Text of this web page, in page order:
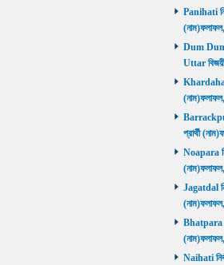
Panihati
Dum Dum
Uttar
Khardaha
Barrackpur
প্রার্থী
Noapara
Jagatdal
Bhatpara
Naihati